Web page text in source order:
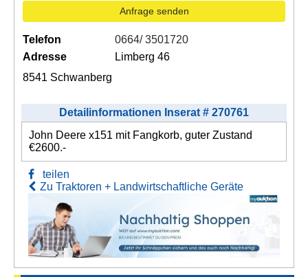
Anfrage senden
Telefon
0664/ 3501720
Adresse
Limberg 46
8541 Schwanberg
Detailinformationen Inserat # 270761
John Deere x151 mit Fangkorb, guter Zustand
€2600.-
teilen
Zu Traktoren + Landwirtschaftliche Geräte